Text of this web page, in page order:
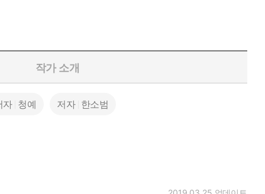
부 ‘AI와 어떤 대화를 나눌 수 있을까’에는 인공지능과 대화를
는 인공지능 ‘보리스’와의 대화를 통해 스스로가 무의식적으
장에서 시적인 장면을 찾아내 독자에게 꺼내 보인다(「빛이
별한 보물을 소개한다(「지숙이와의 보물찾기」).
면 인공지능이 30초 만에 기사 한편을 뚝딱 써내는 오늘날, 한
에」). 기자이자 영화평론가 김도훈은 18년간 함께한 고양이
한 고양이가 서로를 붙잡고 있었다」). 정신건강의학과 전
장점과 한계, 그리고 ‘정신적 응급실’로서의 활용 방법을 제
능과의 적극적인 협업 방식을 조명한다. 번역가이자 소설가
혹적인 멍청함」). 반면 민규동 영화감독은 가상의 AI 프로그램
작가 소개
자 청예 저자 한소범